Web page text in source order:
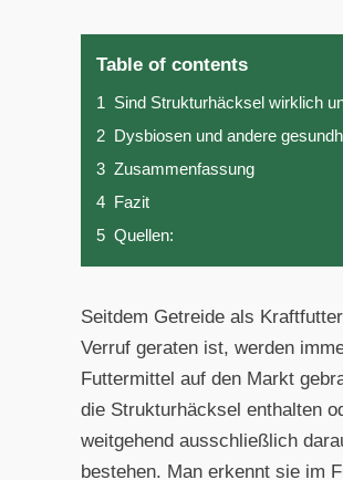
Table of contents
1 Sind Strukturhäcksel wirklich
2 Dysbiosen und andere
3 Zusammenfassung
4 Fazit
5 Quellen:
Seitdem Getreide als
Verruf geraten ist, werden
Futtermittel auf den Markt
die Strukturhäcksel enthalten
weitgehend ausschließlich
bestehen. Man erkennt sie im